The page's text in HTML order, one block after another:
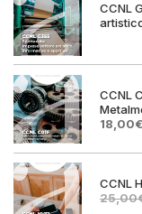
CCNL
CCNL
Il
25,00€.
18,00€
CCNL
25,00